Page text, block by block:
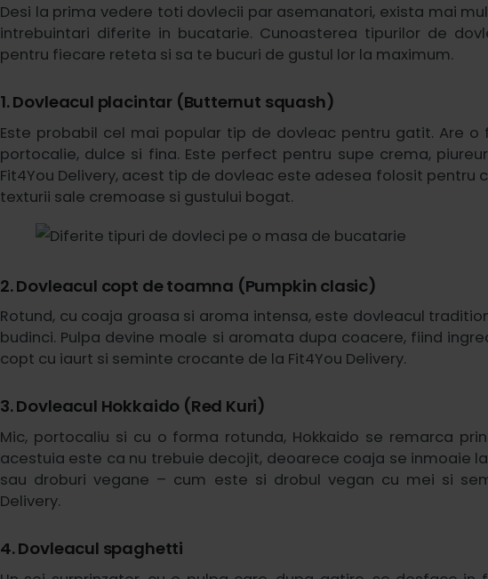
Desi la prima vedere toti dovlecii par asemanatori, exista mai
intrebuintari diferite in bucatarie. Cunoasterea tipurilor de
pentru fiecare reteta si sa te bucuri de gustul lor la maximum.
1. Dovleacul placintar (Butternut squash)
Este probabil cel mai popular tip de dovleac pentru gatit. Are
portocalie, dulce si fina. Este perfect pentru supe crema,
Fit4You Delivery, acest tip de dovleac este adesea folosit pentru
texturii sale cremoase si gustului bogat.
2. Dovleacul copt de toamna (Pumpkin clasic)
Rotund, cu coaja groasa si aroma intensa, este dovleacul
budinci. Pulpa devine moale si aromata dupa coacere, fiind
copt cu iaurt si seminte crocante de la Fit4You Delivery.
3. Dovleacul Hokkaido (Red Kuri)
Mic, portocaliu si cu o forma rotunda, Hokkaido se remarca
acestuia este ca nu trebuie decojit, deoarece coaja se inmoaie
sau droburi vegane – cum este si drobul vegan cu mei si
Delivery.
4. Dovleacul spaghetti